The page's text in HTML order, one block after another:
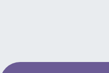
giriş